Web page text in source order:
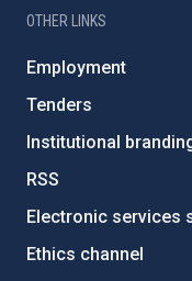
OTHER LINKS
Employment
Tenders
Institutional
RSS
Electronic services
Ethics channel